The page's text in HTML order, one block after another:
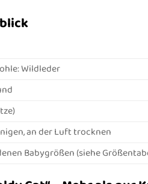
Wildleder
an der Luft trocknen
Babygrößen (siehe